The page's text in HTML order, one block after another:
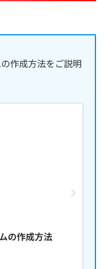
作成方法をご説明
の作成方法